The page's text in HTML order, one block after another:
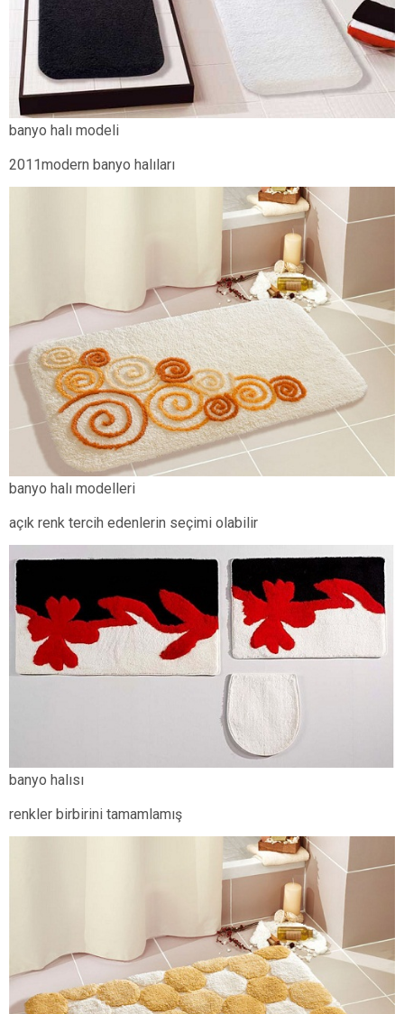
banyo halı modeli
2011modern banyo halıları
banyo halı modelleri
açık renk tercih edenlerin seçimi olabilir
banyo halısı
renkler birbirini tamamlamış